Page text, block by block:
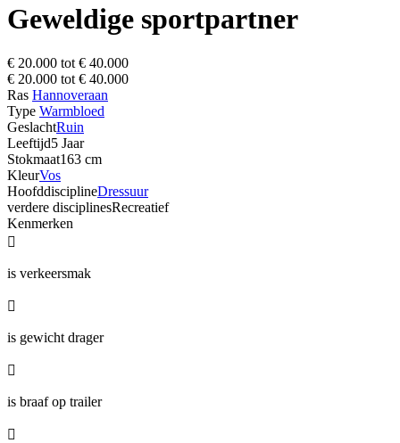
Geweldige sportpartner
€ 20.000 tot € 40.000
€ 20.000 tot € 40.000
Ras Hannoveraan
Type Warmbloed
GeslachtRuin
Leeftijd5 Jaar
Stokmaat163 cm
KleurVos
HoofddisciplineDressuur
verdere disciplinesRecreatief
Kenmerken

is verkeersmak

is gewicht drager

is braaf op trailer
